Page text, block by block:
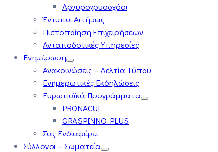
Αργυροχρυσοχόοι
Έντυπα-Αιτήσεις
Πιστοποίηση Επιχειρήσεων
Ανταποδοτικές Υπηρεσίες
Ενημέρωση
Ανακοινώσεις – Δελτία Τύπου
Ενημερωτικές Εκδηλώσεις
Ευρωπαϊκά Προγράμματα
PRONACUL
GRASPINNO PLUS
Σας Ενδιαφέρει
Σύλλογοι – Σωματεία